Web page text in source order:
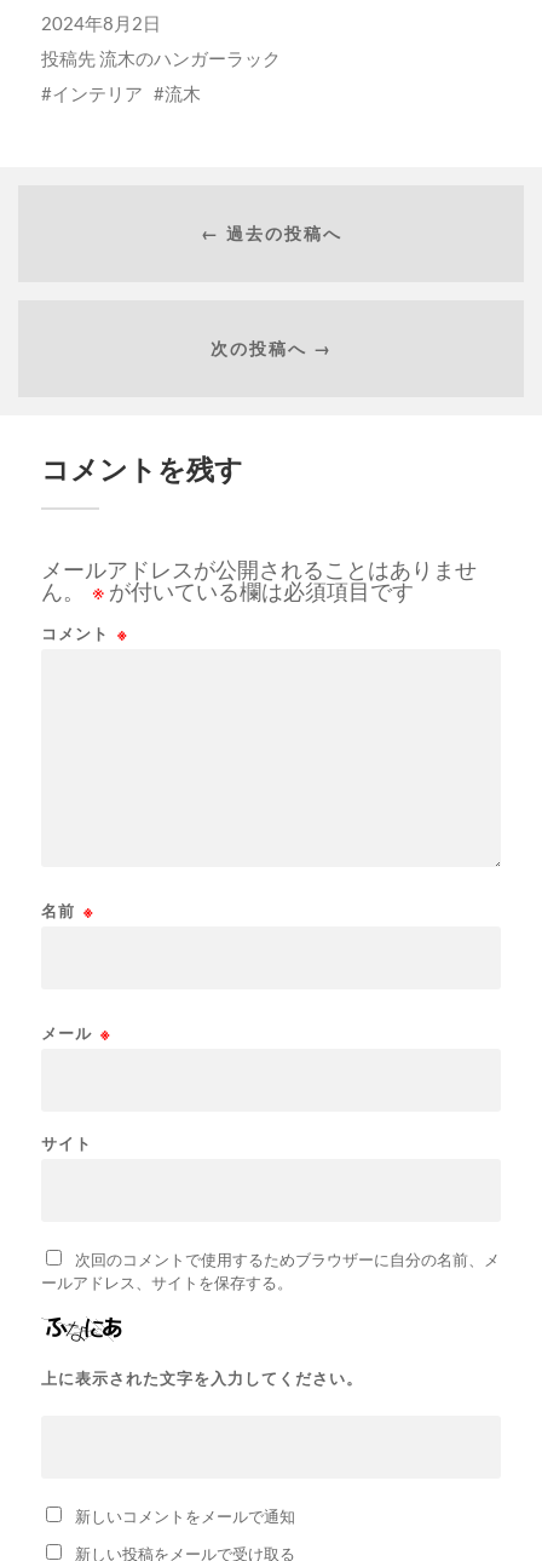
2024年8月2日
投稿先流木のハンガーラック
インテリア
流木
← 過去の投稿へ
次の投稿へ →
コメントを残す
メールアドレスが公開されることはありませ
ん。
※ が付いている欄は必須項目です
コメント ※
名前 ※
メール ※
サイト
次回のコメントで使用するためブラウザーに自分の名前、メ
ールアドレス、サイトを保存する。
上に表示された文字を入力してください。
新しいコメントをメールで通知
新しい投稿をメールで受け取る